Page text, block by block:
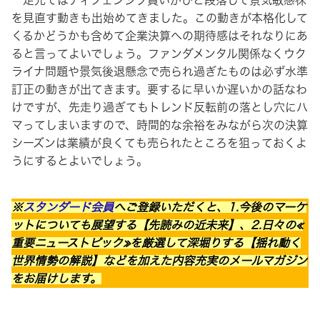
を見直す動きも出始めてきました。この動きが本格化して
くるかどうかも含めて企業決算への期待感はそれなりにあ
ると言ってよいでしょう。ファンダメンタル関係なくウク
ライナ問題や景気後退懸念で売られ過ぎたものは必ず水準
訂正の動きが出てきます。要するに早いか遅いかの話なわ
けですが、先走り過ぎてもトレンド反転前の落とし穴にハ
マってしまいますので、時間的な余裕をみながら次の決算
シーズンは業績が良くても売られたところを狙っておくよ
うにするとよいでしょう。
※スタンダード会員へご登録いただくと、1.今後のマーケ
ットについても展望する【先読みの近未来】、2.日々の≪
重要ニューストピック≫を厳選して深堀りする【揺れ動く
世界情勢の解説】などを加えた内容充実のメールマガジン
をお届けします。